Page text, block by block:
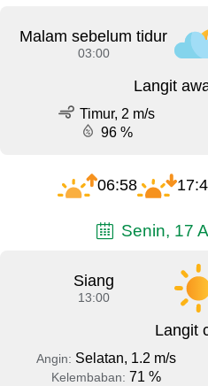
Malam sebelum tidur
03:00
Langit
Timur, 2 m/s
96 %
06:58
Senin, 17
Siang
13:00
Langit
Angin: Selatan, 1.2 m/s
Kelembaban: 71 %